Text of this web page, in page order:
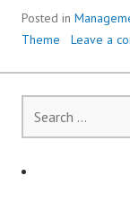
Posted in
Theme
Leave a
for: